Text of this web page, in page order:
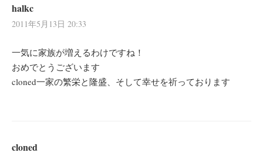
halkc
2011年5月13日 20:33
一気に家族が増えるわけですね！
おめでとうございます
cloned一家の繁栄と隆盛、そして幸せを祈っております
cloned